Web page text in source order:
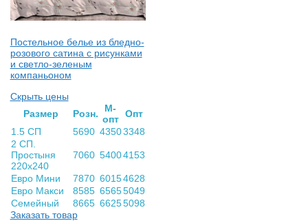
Постельное белье из бледно-
розового сатина с рисунками
и светло-зеленым
компаньоном
Скрыть цены
Раз­мер
Розн.
М-
опт Опт
1.5 СП
5690 43503348
2 СП.
Простыня
220х240
7060 54004153
Евро Мини 7870 60154628
Евро Макси
8585 65655049
Семейный
8665 66255098
Заказать товар